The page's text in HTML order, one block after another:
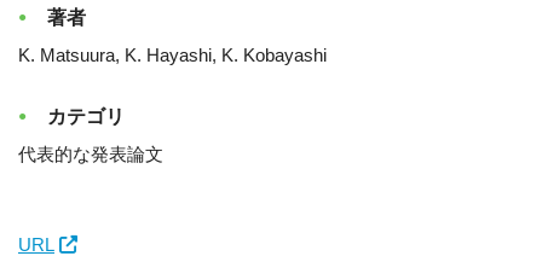
著者
K. Matsuura, K. Hayashi, K. Kobayashi
カテゴリ
代表的な発表論文
URL